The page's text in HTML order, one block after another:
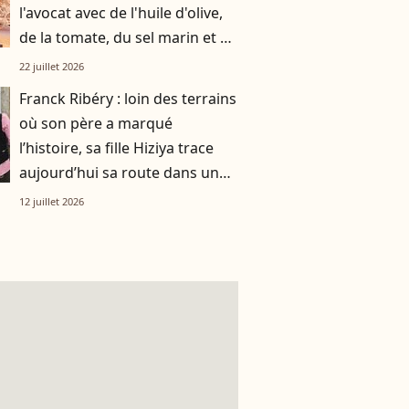
l'avocat avec de l'huile d'olive,
de la tomate, du sel marin et un
smoothie"
22 juillet 2026
Franck Ribéry : loin des terrains
où son père a marqué
l’histoire, sa fille Hiziya trace
aujourd’hui sa route dans un
tout autre univers
12 juillet 2026